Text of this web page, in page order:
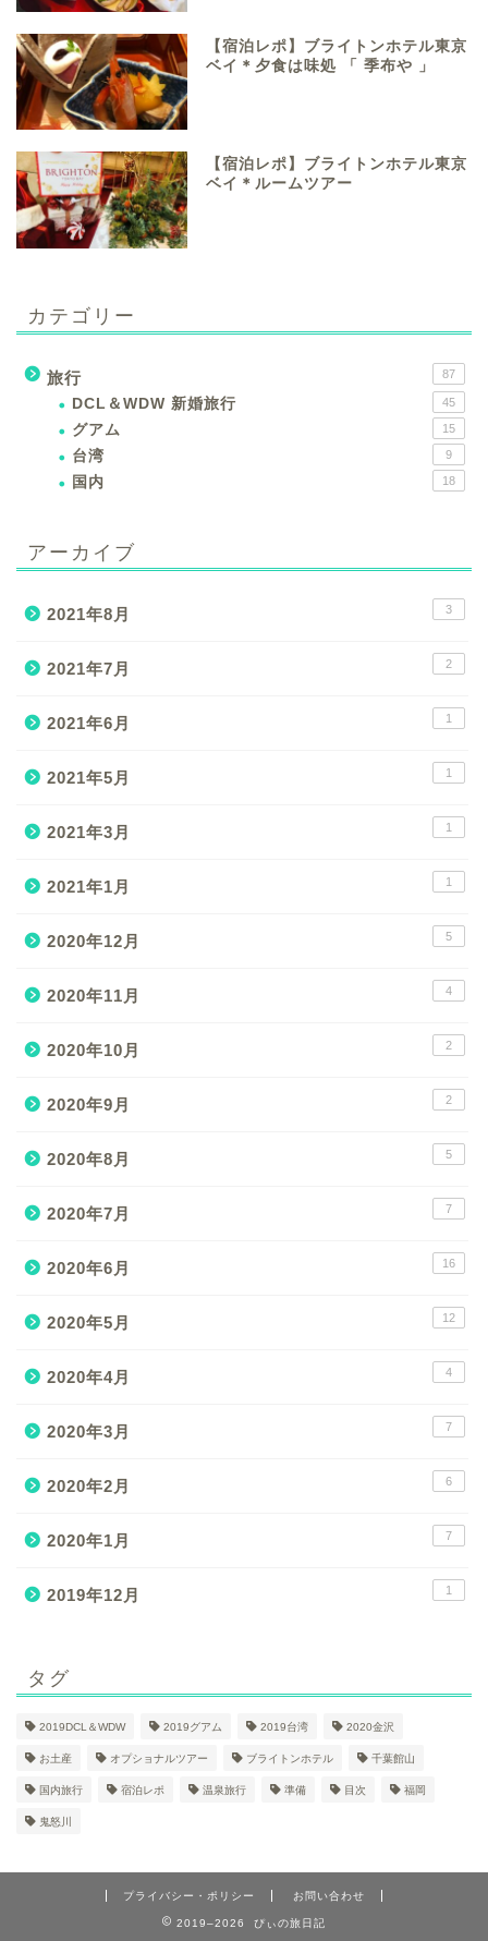
【宿泊レポ】ブライトンホテル東京
ベイ＊夕食は味処 「 季布や 」
【宿泊レポ】ブライトンホテル東京
ベイ＊ルームツアー
カテゴリー
旅行 87
DCL＆WDW 新婚旅行 45
グアム 15
台湾 9
国内 18
アーカイブ
2021年8月 3
2021年7月 2
2021年6月 1
2021年5月 1
2021年3月 1
2021年1月 1
2020年12月 5
2020年11月 4
2020年10月 2
2020年9月 2
2020年8月 5
2020年7月 7
2020年6月 16
2020年5月 12
2020年4月 4
2020年3月 7
2020年2月 6
2020年1月 7
2019年12月 1
タグ
2019DCL＆WDW 2019グアム 2019台湾 2020金沢
お土産 オプショナルツアー ブライトンホテル 千葉館山
国内旅行 宿泊レポ 温泉旅行 準備 目次 福岡
鬼怒川
プライバシー・ポリシー お問い合わせ
2019–2026 ぴぃの旅日記